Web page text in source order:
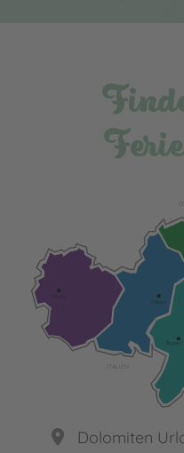
Bozen
Meran
place Dolomiten